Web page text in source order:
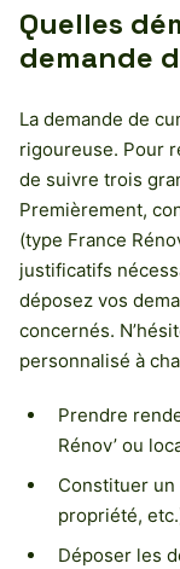
Quelles
demande
La demande de
rigoureuse. Pour
de suivre trois
Premièrement,
(type France
justificatifs
déposez vos
concernés.
personnalisé à
Prendre
Rénov’ ou
Constituer
propriété,
Déposer les